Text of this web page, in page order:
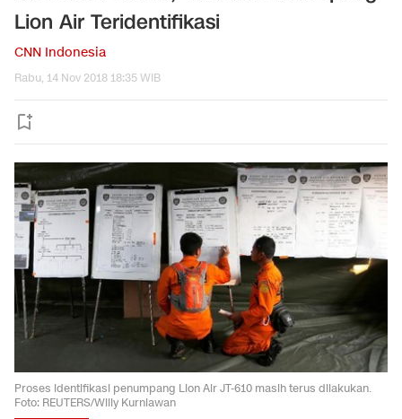
Lion Air Teridentifikasi
CNN Indonesia
Rabu, 14 Nov 2018 18:35 WIB
Proses identifikasi penumpang Lion Air JT-610 masih terus dilakukan.
Foto: REUTERS/Willy Kurniawan